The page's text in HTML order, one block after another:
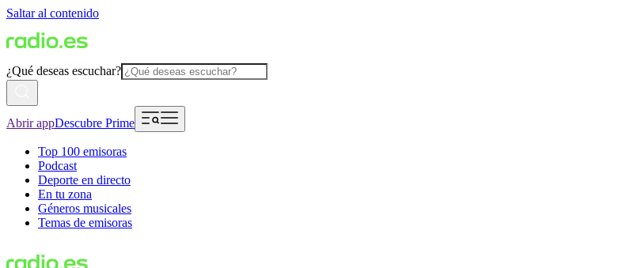
Saltar al contenido
¿Qué deseas escuchar?
Abrir appDescubre Prime
Top 100 emisoras
Podcast
Deporte en directo
En tu zona
Géneros musicales
Temas de emisoras